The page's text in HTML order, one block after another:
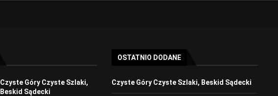
Czyste Góry Czyste Szlaki,
Beskid Sądecki
OSTATNIO DODANE
Czyste Góry Czyste Szlaki, Beskid Sądecki